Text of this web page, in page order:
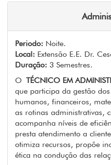
Periodo: Noite.
Local: Extensão E.E. Dr.
Duração: 3 Semestres.
O TÉCNICO EM
que participa da gestão
humanos, financeiros,
as rotinas administrativas,
acompanha níveis de
presta atendimento a
otimiza recursos, propõe
ética na condução das